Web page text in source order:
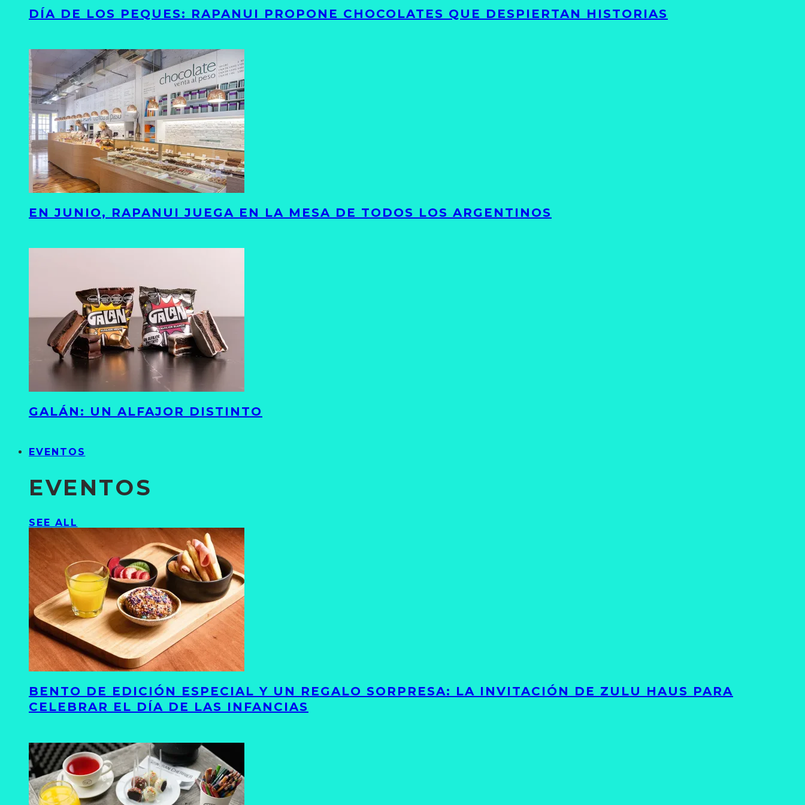
DÍA DE LOS PEQUES: RAPANUI PROPONE CHOCOLATES QUE DESPIERTAN HISTORIAS
EN JUNIO, RAPANUI JUEGA EN LA MESA DE TODOS LOS ARGENTINOS
GALÁN: UN ALFAJOR DISTINTO
EVENTOS
EVENTOS
SEE ALL
BENTO DE EDICIÓN ESPECIAL Y UN REGALO SORPRESA: LA INVITACIÓN DE ZULU HAUS PARA
CELEBRAR EL DÍA DE LAS INFANCIAS